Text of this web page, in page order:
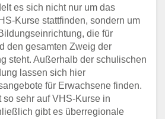
es sich nicht nur um das
Kurse stattfinden, sondern um
die für
den gesamten Zweig der
steht. Außerhalb der schulischen
lassen sich hier
für Erwachsene finden.
so sehr auf VHS-Kurse in
gibt es überregionale